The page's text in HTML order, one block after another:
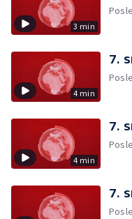
3 min
4 min
7.
4 min
7.
7.